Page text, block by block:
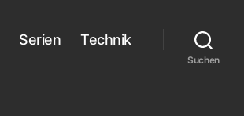
Serien Technik
Suchen